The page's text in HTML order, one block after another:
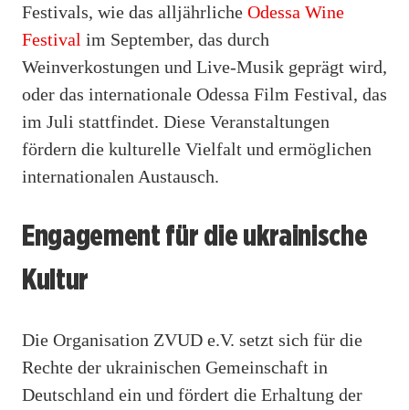
Festivals, wie das alljährliche Odessa Wine
Festival im September, das durch
Weinverkostungen und Live-Musik geprägt wird,
oder das internationale Odessa Film Festival, das
im Juli stattfindet. Diese Veranstaltungen
fördern die kulturelle Vielfalt und ermöglichen
internationalen Austausch.
Engagement für die ukrainische
Kultur
Die Organisation ZVUD e.V. setzt sich für die
Rechte der ukrainischen Gemeinschaft in
Deutschland ein und fördert die Erhaltung der